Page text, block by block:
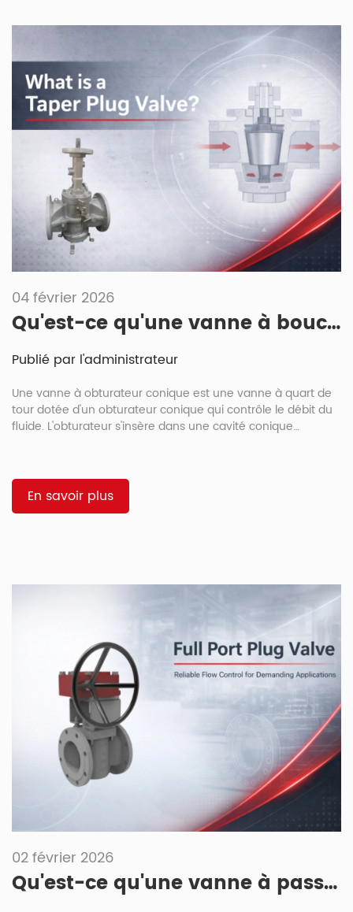
04 février 2026
Qu'est-ce qu'une vanne à bouchon conique ?
Publié par l'administrateur
Une vanne à obturateur conique est une vanne à quart de
tour dotée d'un obturateur conique qui contrôle le débit du
fluide. L'obturateur s'insère dans une cavité conique
Fonctionnement de l'étanchéité conique : Lorsque vous
fermez l'obturateur, il s'enfonce davantage dans la cavité du
corps. Plus l'étanchéité est optimale, plus l'étanchéité est
En savoir plus
02 février 2026
Qu'est-ce qu'une vanne à passage intégral ?